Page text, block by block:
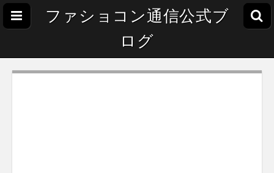
ファショコン通信公式ブ
ログ